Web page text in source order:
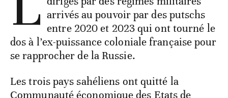
arrivés au pouvoir par des putschs
entre 2020 et 2023 qui ont tourné le
dos à l’ex-puissance coloniale française pour
se rapprocher de la Russie.
Les trois pays sahéliens ont quitté la
Communauté économique des Etats de